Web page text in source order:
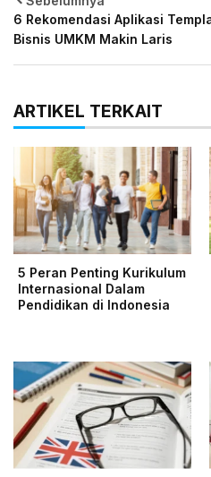
6 Rekomendasi Aplikasi
Bisnis UMKM Makin Laris
ARTIKEL TERKAIT
5 Peran Penting Kurikulum
Internasional Dalam
Pendidikan di Indonesia